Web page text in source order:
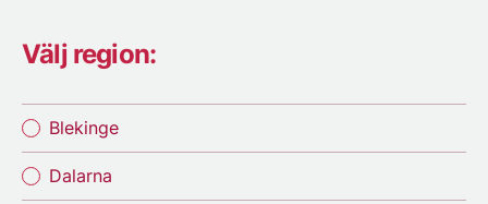
Välj region:
Blekinge
Dalarna